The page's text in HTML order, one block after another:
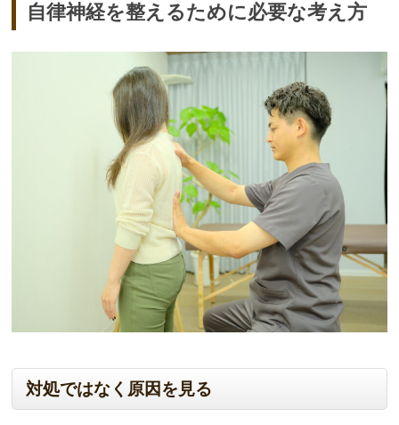
自律神経を整えるために必要な考え方
対処ではなく原因を見る